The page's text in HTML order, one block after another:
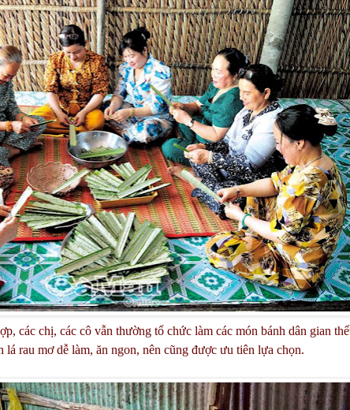
các chị, các cô vẫn thường tổ chức làm các món bánh dân gian
lá rau mơ dễ làm, ăn ngon, nên cũng được ưu tiên lựa chọn.